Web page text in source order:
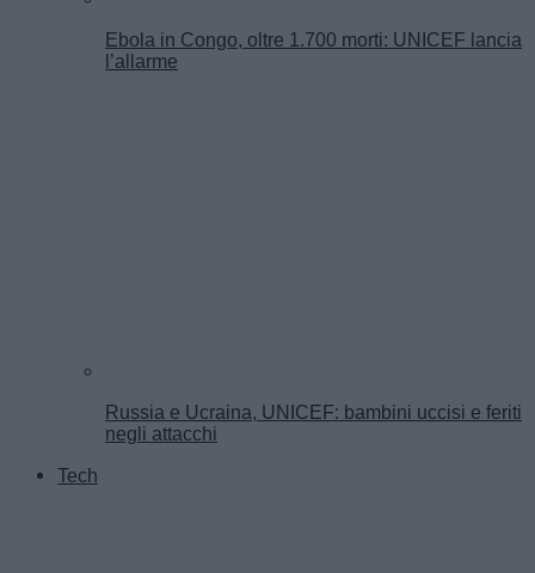
Ebola in Congo, oltre 1.700 morti: UNICEF lancia
l’allarme
Russia e Ucraina, UNICEF: bambini uccisi e feriti
negli attacchi
Tech